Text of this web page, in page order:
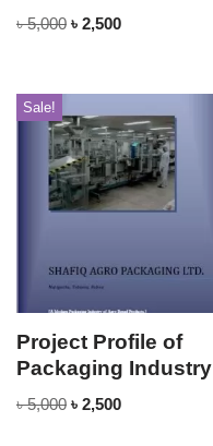
৳5,000 ৳ 2,500
Sale!
Project Profile of
Packaging Industry
৳5,000 ৳ 2,500